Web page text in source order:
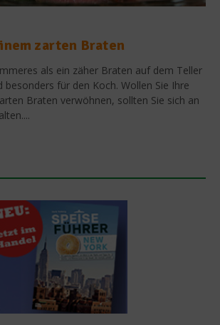
zarten Braten
als ein zäher Braten auf dem Teller
besonders für den Koch. Wollen Sie Ihre
Braten verwöhnen, sollten Sie sich an